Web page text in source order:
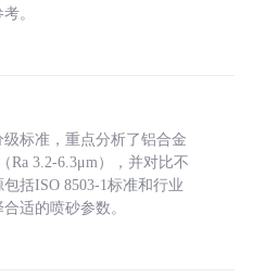
。
标准，重点分析了铝合金
Ra 3.2-6.3μm），并对比不
括ISO 8503-1标准和行业
适的喷砂参数。